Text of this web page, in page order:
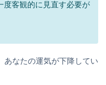
度客観的に見直す必要が
あなたの運気が下降してい